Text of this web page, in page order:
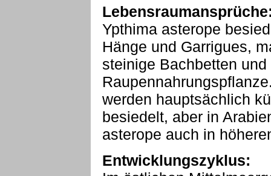
Ypthima asterope
Hänge und Garrigues,
steinige Bachbetten
werden hauptsächlich
besiedelt, aber in
asterope auch in
Entwicklungszyklus: